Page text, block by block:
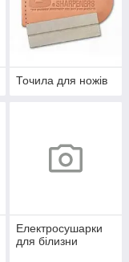
Точила для ножів
Електросушарки
для білизни